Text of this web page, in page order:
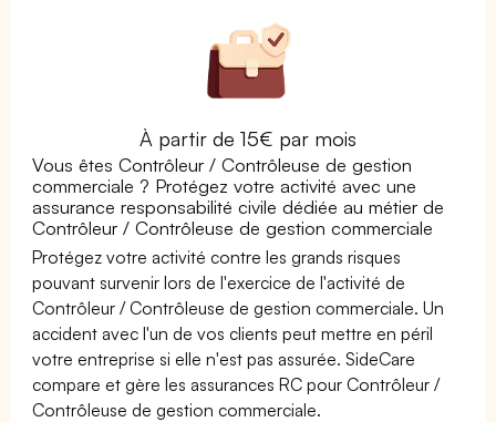
À partir de 15€ par mois
Vous êtes Contrôleur / Contrôleuse de gestion
commerciale ? Protégez votre activité avec une
assurance responsabilité civile dédiée au métier de
Contrôleur / Contrôleuse de gestion commerciale
Protégez votre activité contre les grands risques
pouvant survenir lors de l'exercice de l'activité de
Contrôleur / Contrôleuse de gestion commerciale. Un
accident avec l'un de vos clients peut mettre en péril
votre entreprise si elle n'est pas assurée. SideCare
compare et gère les assurances RC pour Contrôleur /
Contrôleuse de gestion commerciale.